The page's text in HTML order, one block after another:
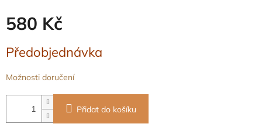
580 Kč
cena:
Předobjednávka
Možnosti doručení
Přidat do košíku